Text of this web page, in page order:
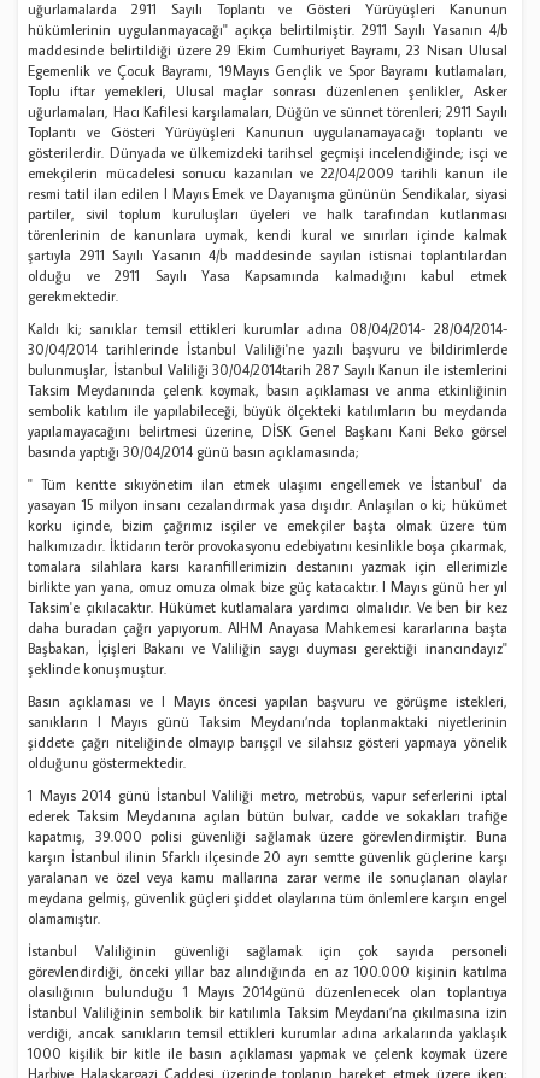
uğurlamalarda 2911 Sayılı Toplantı ve Gösteri Yürüyüşleri Kanunun
hükümlerinin uygulanmayacağı'' açıkça belirtilmiştir. 2911 Sayılı Yasanın 4/b
maddesinde belirtildiği üzere 29 Ekim Cumhuriyet Bayramı, 23 Nisan Ulusal
Egemenlik ve Çocuk Bayramı, 19Mayıs Gençlik ve Spor Bayramı kutlamaları,
Toplu iftar yemekleri, Ulusal maçlar sonrası düzenlenen şenlikler, Asker
uğurlamaları, Hacı Kafilesi karşılamaları, Düğün ve sünnet törenleri; 2911 Sayılı
Toplantı ve Gösteri Yürüyüşleri Kanunun uygulanamayacağı toplantı ve
gösterilerdir. Dünyada ve ülkemizdeki tarihsel geçmişi incelendiğinde; isçi ve
emekçilerin mücadelesi sonucu kazanılan ve 22/04/2009 tarihli kanun ile
resmi tatil ilan edilen l Mayıs Emek ve Dayanışma gününün Sendikalar, siyasi
partiler, sivil toplum kuruluşları üyeleri ve halk tarafından kutlanması
törenlerinin de kanunlara uymak, kendi kural ve sınırları içinde kalmak
şartıyla 2911 Sayılı Yasanın 4/b maddesinde sayılan istisnai toplantılardan
olduğu ve 2911 Sayılı Yasa Kapsamında kalmadığını kabul etmek
gerekmektedir.
Kaldı ki; sanıklar temsil ettikleri kurumlar adına 08/04/2014- 28/04/2014-
30/04/2014 tarihlerinde İstanbul Valiliği'ne yazılı başvuru ve bildirimlerde
bulunmuşlar, İstanbul Valiliği 30/04/2014tarih 287 Sayılı Kanun ile istemlerini
Taksim Meydanında çelenk koymak, basın açıklaması ve anma etkinliğinin
sembolik katılım ile yapılabileceği, büyük ölçekteki katılımların bu meydanda
yapılamayacağını belirtmesi üzerine, DİSK Genel Başkanı Kani Beko görsel
basında yaptığı 30/04/2014 günü basın açıklamasında;
'' Tüm kentte sıkıyönetim ilan etmek ulaşımı engellemek ve İstanbul' da
yasayan 15 milyon insanı cezalandırmak yasa dışıdır. Anlaşılan o ki; hükümet
korku içinde, bizim çağrımız isçiler ve emekçiler başta olmak üzere tüm
halkımızadır. İktidarın terör provokasyonu edebiyatını kesinlikle boşa çıkarmak,
tomalara silahlara karsı karanfillerimizin destanını yazmak için ellerimizle
birlikte yan yana, omuz omuza olmak bize güç katacaktır. l Mayıs günü her yıl
Taksim'e çıkılacaktır. Hükümet kutlamalara yardımcı olmalıdır. Ve ben bir kez
daha buradan çağrı yapıyorum. AIHM Anayasa Mahkemesi kararlarına başta
Başbakan, İçişleri Bakanı ve Valiliğin saygı duyması gerektiği inancındayız''
şeklinde konuşmuştur.
Basın açıklaması ve l Mayıs öncesi yapılan başvuru ve görüşme istekleri,
sanıkların l Mayıs günü Taksim Meydanı’nda toplanmaktaki niyetlerinin
şiddete çağrı niteliğinde olmayıp barışçıl ve silahsız gösteri yapmaya yönelik
olduğunu göstermektedir.
1 Mayıs 2014 günü İstanbul Valiliği metro, metrobüs, vapur seferlerini iptal
ederek Taksim Meydanına açılan bütün bulvar, cadde ve sokakları trafiğe
kapatmış, 39.000 polisi güvenliği sağlamak üzere görevlendirmiştir. Buna
karşın İstanbul ilinin 5farklı ilçesinde 20 ayrı semtte güvenlik güçlerine karşı
yaralanan ve özel veya kamu mallarına zarar verme ile sonuçlanan olaylar
meydana gelmiş, güvenlik güçleri şiddet olaylarına tüm önlemlere karşın engel
olamamıştır.
İstanbul Valiliğinin güvenliği sağlamak için çok sayıda personeli
görevlendirdiği, önceki yıllar baz alındığında en az 100.000 kişinin katılma
olasılığının bulunduğu 1 Mayıs 2014günü düzenlenecek olan toplantıya
İstanbul Valiliğinin sembolik bir katılımla Taksim Meydanı’na çıkılmasına izin
verdiği, ancak sanıkların temsil ettikleri kurumlar adına arkalarında yaklaşık
1000 kişilik bir kitle ile basın açıklaması yapmak ve çelenk koymak üzere
Harbiye Halaskargazi Caddesi üzerinde toplanıp hareket etmek üzere iken;